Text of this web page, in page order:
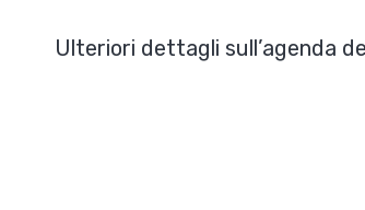
Ulteriori dettagli sull’agenda